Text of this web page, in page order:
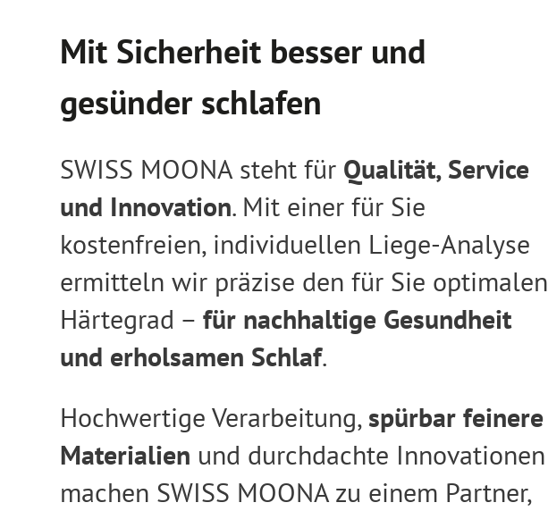
Mit Sicherheit besser und
gesünder schlafen
SWISS MOONA steht für Qualität, Service
und Innovation. Mit einer für Sie
kostenfreien, individuellen Liege-Analyse
ermitteln wir präzise den für Sie optimalen
Härtegrad –für nachhaltige Gesundheit
und erholsamen Schlaf.
Hochwertige Verarbeitung, spürbar feinere
Materialien und durchdachte Innovationen
machen SWISS MOONA zu einem Partner,
4